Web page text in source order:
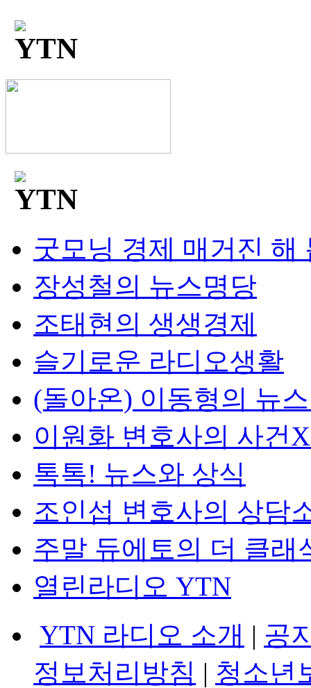
굿모닝 경제 매거진 해
장성철의 뉴스명당
조태현의 생생경제
슬기로운 라디오생활
(돌아온) 이동형의 뉴
이원화 변호사의 사건
톡톡! 뉴스와 상식
조인섭 변호사의 상담
주말 듀에토의 더 클래
열린라디오 YTN
YTN 라디오 소개 | 공
정보처리방침 | 청소년